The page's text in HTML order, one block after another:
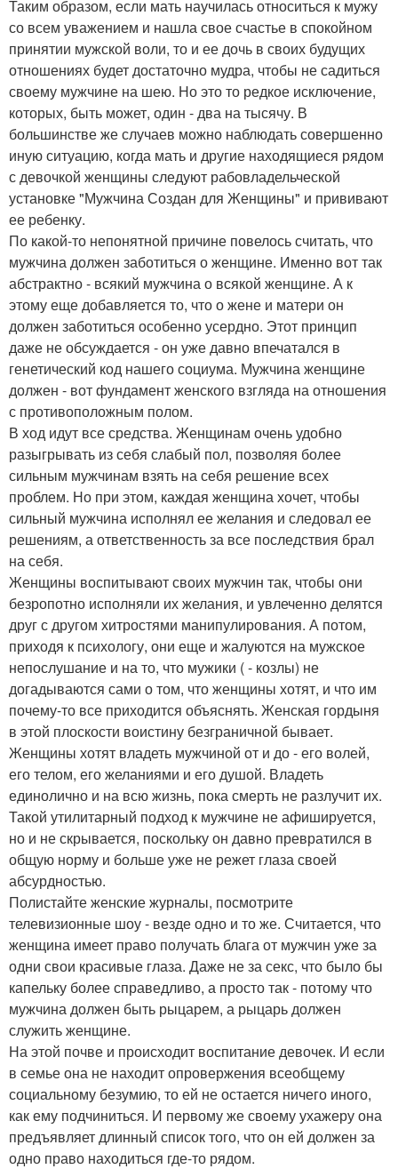
Таким образом, если мать научилась относиться к мужу
со всем уважением и нашла свое счастье в спокойном
принятии мужской воли, то и ее дочь в своих будущих
отношениях будет достаточно мудра, чтобы не садиться
своему мужчине на шею. Но это то редкое исключение,
которых, быть может, один - два на тысячу. В
большинстве же случаев можно наблюдать совершенно
иную ситуацию, когда мать и другие находящиеся рядом
с девочкой женщины следуют рабовладельческой
установке "Мужчина Создан для Женщины" и прививают
ее ребенку.
По какой-то непонятной причине повелось считать, что
мужчина должен заботиться о женщине. Именно вот так
абстрактно - всякий мужчина о всякой женщине. А к
этому еще добавляется то, что о жене и матери он
должен заботиться особенно усердно. Этот принцип
даже не обсуждается - он уже давно впечатался в
генетический код нашего социума. Мужчина женщине
должен - вот фундамент женского взгляда на отношения
с противоположным полом.
В ход идут все средства. Женщинам очень удобно
разыгрывать из себя слабый пол, позволяя более
сильным мужчинам взять на себя решение всех
проблем. Но при этом, каждая женщина хочет, чтобы
сильный мужчина исполнял ее желания и следовал ее
решениям, а ответственность за все последствия брал
на себя.
Женщины воспитывают своих мужчин так, чтобы они
безропотно исполняли их желания, и увлеченно делятся
друг с другом хитростями манипулирования. А потом,
приходя к психологу, они еще и жалуются на мужское
непослушание и на то, что мужики ( - козлы) не
догадываются сами о том, что женщины хотят, и что им
почему-то все приходится объяснять. Женская гордыня
в этой плоскости воистину безграничной бывает.
Женщины хотят владеть мужчиной от и до - его волей,
его телом, его желаниями и его душой. Владеть
единолично и на всю жизнь, пока смерть не разлучит их.
Такой утилитарный подход к мужчине не афишируется,
но и не скрывается, поскольку он давно превратился в
общую норму и больше уже не режет глаза своей
абсурдностью.
Полистайте женские журналы, посмотрите
телевизионные шоу - везде одно и то же. Считается, что
женщина имеет право получать блага от мужчин уже за
одни свои красивые глаза. Даже не за секс, что было бы
капельку более справедливо, а просто так - потому что
мужчина должен быть рыцарем, а рыцарь должен
служить женщине.
На этой почве и происходит воспитание девочек. И если
в семье она не находит опровержения всеобщему
социальному безумию, то ей не остается ничего иного,
как ему подчиниться. И первому же своему ухажеру она
предъявляет длинный список того, что он ей должен за
одно право находиться где-то рядом.